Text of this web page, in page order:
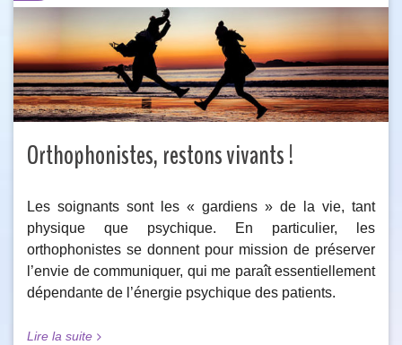
Orthophonistes, restons vivants !
Les soignants sont les « gardiens » de la vie, tant
physique que psychique. En particulier, les
orthophonistes se donnent pour mission de préserver
l’envie de communiquer, qui me paraît essentiellement
dépendante de l’énergie psychique des patients.
Lire la suite